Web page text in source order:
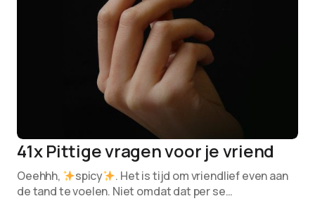
41x Pittige vragen voor je vriend
Oeehhh, spicy
. Het is tijd om vriendlief even aan
de tand te voelen. Niet omdat dat per se…